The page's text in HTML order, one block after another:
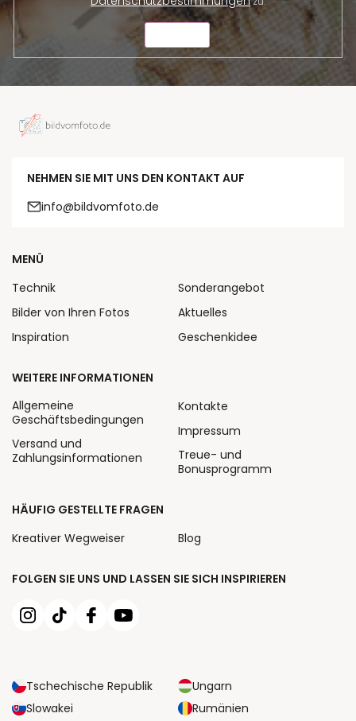
NEHMEN SIE MIT UNS DEN KONTAKT AUF
info@bildvomfoto.de
FOLGEN SIE UNS UND LASSEN SIE SICH INSPIRIEREN
Tschechische Republik
Ungarn
Slowakei
Rumänien
MENÜ
Technik
Bilder von Ihren Fotos
Inspiration
Sonderangebot
Aktuelles
Geschenkidee
WEITERE INFORMATIONEN
Allgemeine
Geschäftsbedingungen
Versand und
Zahlungsinformationen
Kontakte
Impressum
Treue- und
Bonusprogramm
HÄUFIG GESTELLTE FRAGEN
Kreativer Wegweiser
Blog